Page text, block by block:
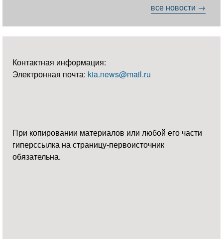
все новости →
Контактная информация:
Электронная почта: kia.news@mail.ru
При копировании материалов или любой его части
гиперссылка на страницу-первоисточник
обязательна.